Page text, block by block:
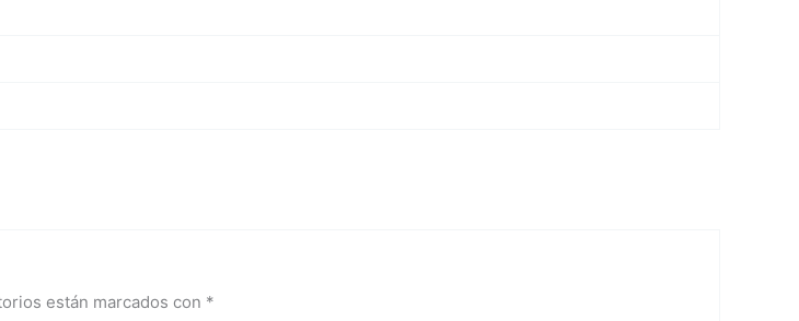
están marcados con *